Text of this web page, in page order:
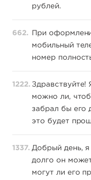
рублей.
662.
При
мобильный
номер
1222. Здравствуйте!
можно ли,
забрал бы его
это будет
1337. Добрый день,
долго он
могут ли его